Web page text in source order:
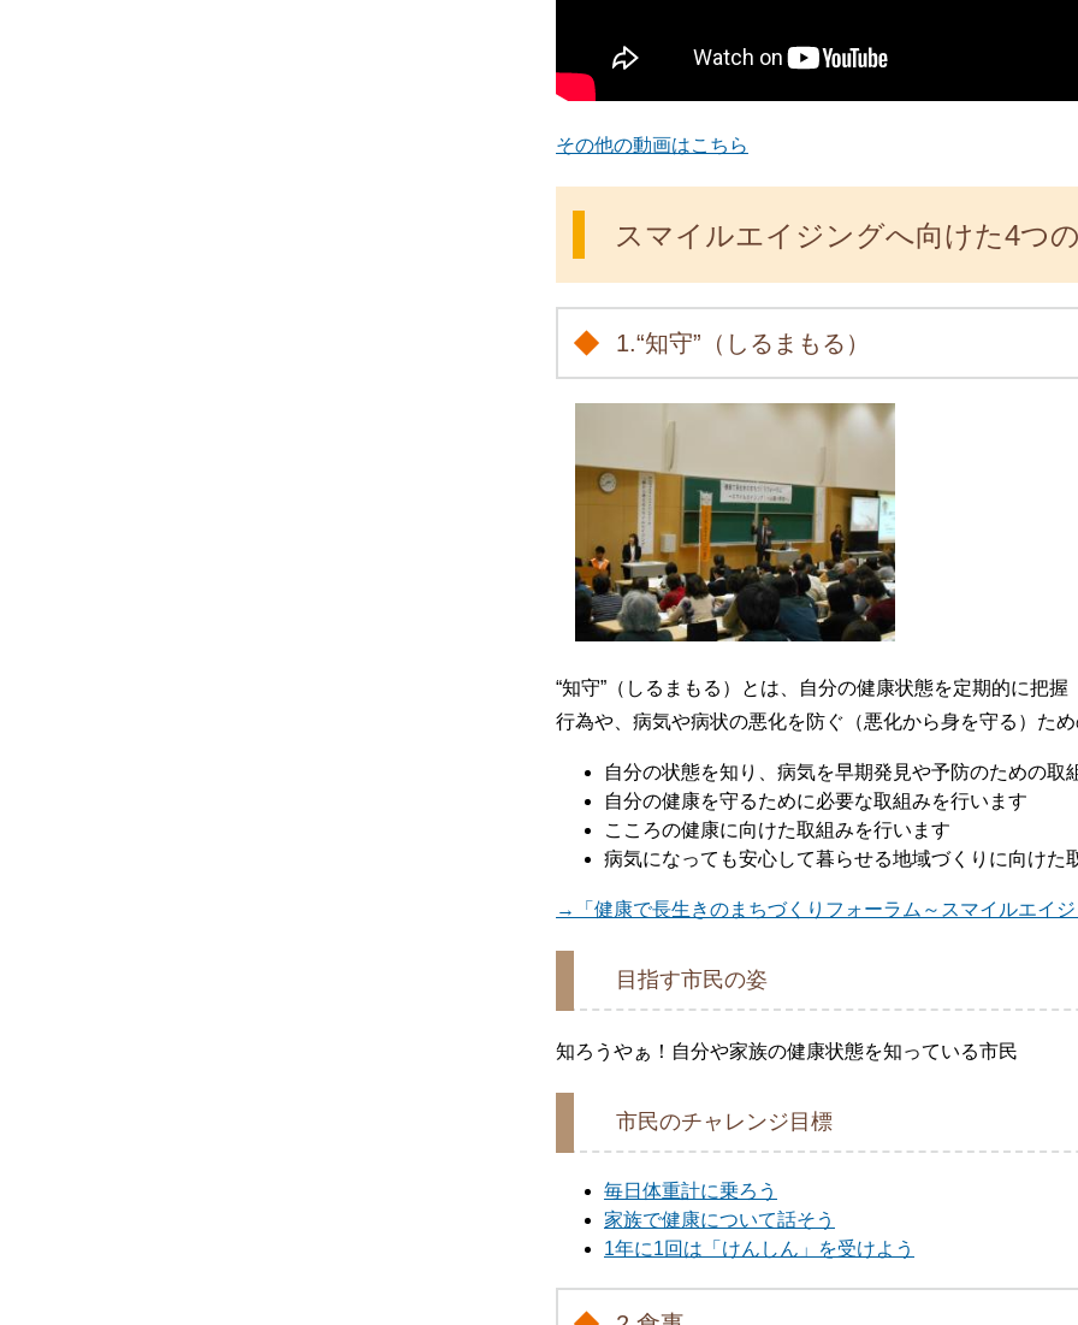
その他の動画はこちら
スマイルエイジングへ向けた4つ
1.“知守”（しるまもる）
“知守”（しるまもる）とは、自分の健康状態を定期的に把
行為や、病気や病状の悪化を防ぐ（悪化から身を守る）た
自分の状態を知り、病気を早期発見や予防のための取
自分の健康を守るために必要な取組みを行います
こころの健康に向けた取組みを行います
病気になっても安心して暮らせる地域づくりに向けた
→「健康で長生きのまちづくりフォーラム～スマイルエイ
目指す市民の姿
知ろうやぁ！自分や家族の健康状態を知っている市民
市民のチャレンジ目標
毎日体重計に乗ろう
家族で健康について話そう
1年に1回は「けんしん」を受けよう